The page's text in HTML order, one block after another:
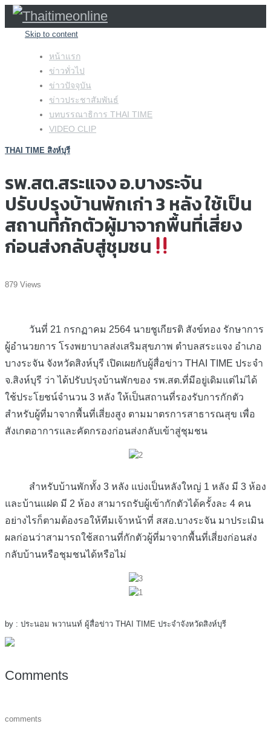
Skip to content
หน้าแรก
ข่าวทั่วไป
ข่าวปัจจุบัน
ข่าวประชาสัมพันธ์
บทบรรณาธิการ THAI TIME
VIDEO CLIP
THAI TIME สิงห์บุรี
รพ.สต.สระแจง อ.บางระจัน
ปรับปรุงบ้านพักเก่า 3 หลัง ใช้เป็น
สถานที่กักตัวผู้มาจากพื้นที่เสี่ยง
ก่อนส่งกลับสู่ชุมชน
879 Views
วันที่ 21 กรกฏาคม 2564 นายชูเกียรติ สังข์ทอง รักษาการ
ผู้อำนวยการ โรงพยาบาลส่งเสริมสุขภาพ ตำบลสระแจง อำเภอ
บางระจัน จังหวัดสิงห์บุรี เปิดเผยกับผู้สื่อข่าว THAI TIME ประจำ
จ.สิงห์บุรี ว่า ได้ปรับปรุงบ้านพักของ รพ.สต.ที่มีอยู่เดิมแต่ไม่ได้
ใช้ประโยชน์จำนวน 3 หลัง ให้เป็นสถานที่รองรับการกักตัว
สำหรับผู้ที่มาจากพื้นที่เสี่ยงสูง ตามมาตรการสาธารณสุข เพื่อ
สังเกตอาการและคัดกรองก่อนส่งกลับเข้าสู่ชุมชน
สำหรับบ้านพักทั้ง 3 หลัง แบ่งเป็นหลังใหญ่ 1 หลัง มี 3 ห้อง
และบ้านแฝด มี 2 ห้อง สามารถรับผู้เข้ากักตัวได้ครั้งละ 4 คน
อย่างไรก็ตามต้องรอให้ทีมเจ้าหน้าที่ สสอ.บางระจัน มาประเมิน
ผลก่อนว่าสามารถใช้สถานที่กักตัวผู้ที่มาจากพื้นที่เสี่ยงก่อนส่ง
กลับบ้านหรือชุมชนได้หรือไม่
by : ประนอม พวานนท์ ผู้สื่อข่าว THAI TIME ประจำจังหวัดสิงห์บุรี
Comments
comments